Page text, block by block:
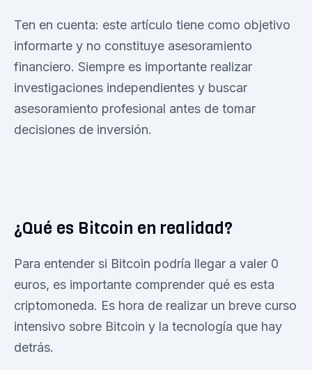
Ten en cuenta: este artículo tiene como objetivo
informarte y no constituye asesoramiento
financiero. Siempre es importante realizar
investigaciones independientes y buscar
asesoramiento profesional antes de tomar
decisiones de inversión.
¿Qué es Bitcoin en realidad?
Para entender si Bitcoin podría llegar a valer 0
euros, es importante comprender qué es esta
criptomoneda. Es hora de realizar un breve curso
intensivo sobre Bitcoin y la tecnología que hay
detrás.